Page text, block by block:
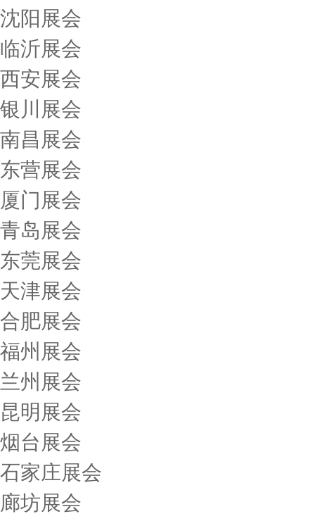
沈阳展会
临沂展会
西安展会
银川展会
南昌展会
东营展会
厦门展会
青岛展会
东莞展会
天津展会
合肥展会
福州展会
兰州展会
昆明展会
烟台展会
石家庄展会
廊坊展会